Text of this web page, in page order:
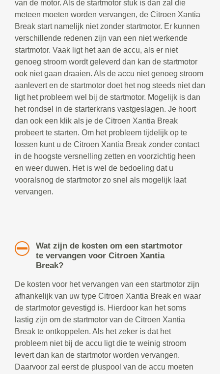
van de motor. Als de startmotor stuk is dan zal die
meteen moeten worden vervangen, de Citroen Xantia
Break start namelijk niet zonder startmotor. Er kunnen
verschillende redenen zijn van een niet werkende
startmotor. Vaak ligt het aan de accu, als er niet
genoeg stroom wordt geleverd dan kan de startmotor
ook niet gaan draaien. Als de accu niet genoeg stroom
aanlevert en de startmotor doet het nog steeds niet dan
ligt het probleem wel bij de startmotor. Mogelijk is dan
het rondsel in de starterkrans vastgeslagen. Je hoort
dan ook een klik als je de Citroen Xantia Break
probeert te starten. Om het probleem tijdelijk op te
lossen kunt u de Citroen Xantia Break zonder contact
in de hoogste versnelling zetten en voorzichtig heen
en weer duwen. Het is wel de bedoeling dat u
vooralsnog de startmotor zo snel als mogelijk laat
vervangen.
Wat zijn de kosten om een startmotor
te vervangen voor Citroen Xantia
Break?
De kosten voor het vervangen van een startmotor zijn
afhankelijk van uw type Citroen Xantia Break en waar
de startmotor gevestigd is. Hierdoor kan het soms
lastig zijn om de startmotor van de Citroen Xantia
Break te ontkoppelen. Als het zeker is dat het
probleem niet bij de accu ligt die te weinig stroom
levert dan kan de startmotor worden vervangen.
Daarvoor zal eerst de pluspool van de accu moeten